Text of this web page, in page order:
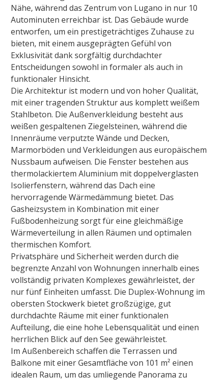
Nähe, während das Zentrum von Lugano in nur 10
Autominuten erreichbar ist. Das Gebäude wurde
entworfen, um ein prestigeträchtiges Zuhause zu
bieten, mit einem ausgeprägten Gefühl von
Exklusivität dank sorgfältig durchdachter
Entscheidungen sowohl in formaler als auch in
funktionaler Hinsicht.
Die Architektur ist modern und von hoher Qualität,
mit einer tragenden Struktur aus komplett weißem
Stahlbeton. Die Außenverkleidung besteht aus
weißen gespaltenen Ziegelsteinen, während die
Innenräume verputzte Wände und Decken,
Marmorböden und Verkleidungen aus europäischem
Nussbaum aufweisen. Die Fenster bestehen aus
thermolackiertem Aluminium mit doppelverglasten
Isolierfenstern, während das Dach eine
hervorragende Wärmedämmung bietet. Das
Gasheizsystem in Kombination mit einer
Fußbodenheizung sorgt für eine gleichmäßige
Wärmeverteilung in allen Räumen und optimalen
thermischen Komfort.
Privatsphäre und Sicherheit werden durch die
begrenzte Anzahl von Wohnungen innerhalb eines
vollständig privaten Komplexes gewährleistet, der
nur fünf Einheiten umfasst. Die Duplex-Wohnung im
obersten Stockwerk bietet großzügige, gut
durchdachte Räume mit einer funktionalen
Aufteilung, die eine hohe Lebensqualität und einen
herrlichen Blick auf den See gewährleistet.
Im Außenbereich schaffen die Terrassen und
Balkone mit einer Gesamtfläche von 101 m² einen
idealen Raum, um das umliegende Panorama zu